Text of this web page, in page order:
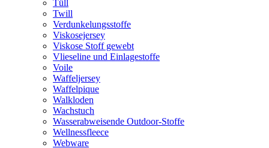
Tüll
Twill
Verdunkelungsstoffe
Viskosejersey
Viskose Stoff gewebt
Vlieseline und Einlagestoffe
Voile
Waffeljersey
Waffelpique
Walkloden
Wachstuch
Wasserabweisende Outdoor-Stoffe
Wellnessfleece
Webware